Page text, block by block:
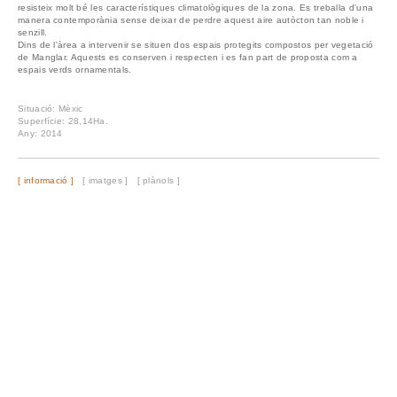
resisteix molt bé les característiques climatològiques de la zona. Es treballa d'una
manera contemporània sense deixar de perdre aquest aire autòcton tan noble i
senzill.
Dins de l'àrea a intervenir se situen dos espais protegits compostos per vegetació
de Manglar. Aquests es conserven i respecten i es fan part de proposta com a
espais verds ornamentals.
Situació: Mèxic
Superfície: 28,14Ha.
Any: 2014
[ informació ] [ imatges ] [ plànols ]